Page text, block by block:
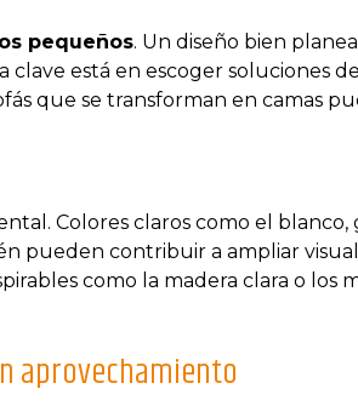
pequeños. Un diseño bien
está en escoger soluciones
que se transforman en camas
Colores claros como el
pueden contribuir a ampliar
como la madera clara o los
aprovechamiento